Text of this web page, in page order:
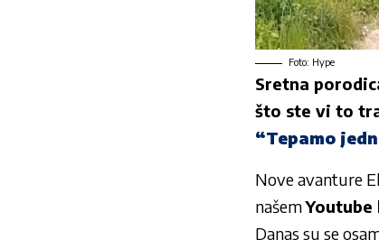
Foto: Hype
Sretna
što ste vi to
“Tepamo
Nove avanture
našemYoutube
Danas su se